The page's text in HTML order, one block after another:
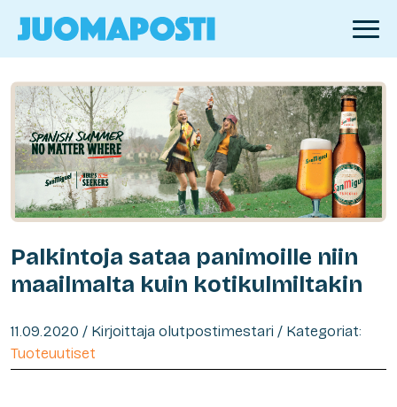
Palkintoja sataa panimoille niin
maailmalta kuin kotikulmiltakin
11.09.2020 / Kirjoittaja olutpostimestari / Kategoriat:
Tuoteuutiset